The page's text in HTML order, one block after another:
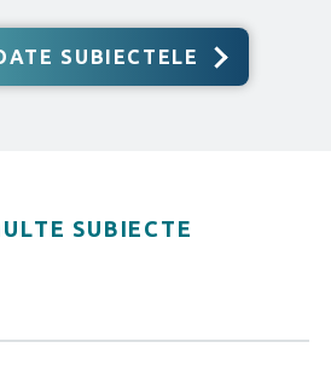
SUBIECTELE
SUBIECTE